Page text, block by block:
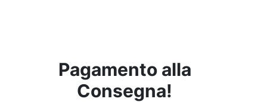
Pagamento alla
Consegna!